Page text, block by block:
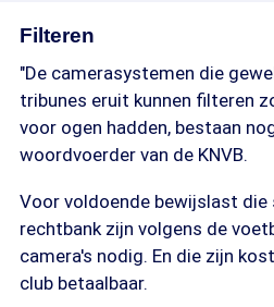
Filteren
"De camerasystemen die
tribunes eruit kunnen filteren
voor ogen hadden, bestaan
woordvoerder van de KNVB.
Voor voldoende bewijslast
rechtbank zijn volgens de
camera's nodig. En die zijn
club betaalbaar.